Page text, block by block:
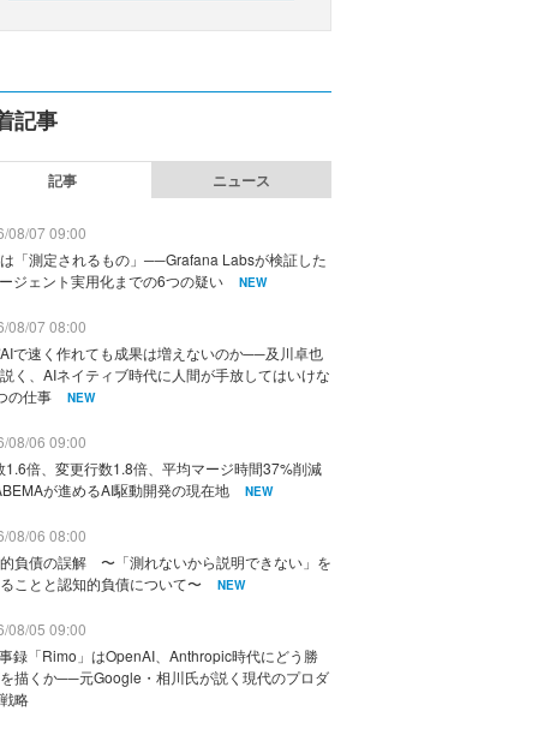
記事
記事 ニュース
08/07 09:00
「測定されるもの」──Grafana Labsが検証した
ジェント実用化までの6つの疑い
NEW
08/07 08:00
で速く作れても成果は増えないのか──及川卓也
く、AIネイティブ時代に人間が手放してはいけな
の仕事
NEW
08/06 09:00
1.6倍、変更行数1.8倍、平均マージ時間37%削減
が進めるAI駆動開発の現在地
NEW
08/06 08:00
負債の誤解 〜「測れないから説明できない」を
ことと認知的負債について〜
NEW
08/05 09:00
録「Rimo」はOpenAI、Anthropic時代にどう勝
描くか──元Google・相川氏が説く現代のプロダ
略